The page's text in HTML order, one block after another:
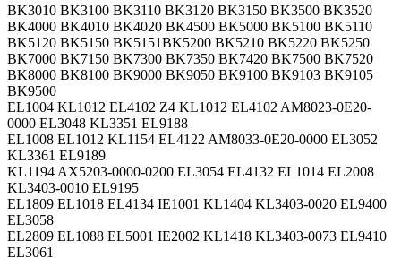
BK3010 BK3100 BK3110 BK3120 BK3150 BK3500 BK3520
BK4000 BK4010 BK4020 BK4500 BK5000 BK5100 BK5110
BK5120 BK5150 BK5151BK5200 BK5210 BK5220 BK5250
BK7000 BK7150 BK7300 BK7350 BK7420 BK7500 BK7520
BK8000 BK8100 BK9000 BK9050 BK9100 BK9103 BK9105
BK9500
EL1004 KL1012 EL4102 Z4 KL1012 EL4102 AM8023-0E20-
0000 EL3048 KL3351 EL9188
EL1008 EL1012 KL1154 EL4122 AM8033-0E20-0000 EL3052
KL3361 EL9189
KL1194 AX5203-0000-0200 EL3054 EL4132 EL1014 EL2008
KL3403-0010 EL9195
EL1809 EL1018 EL4134 IE1001 KL1404 KL3403-0020 EL9400
EL3058
EL2809 EL1088 EL5001 IE2002 KL1418 KL3403-0073 EL9410
EL3061